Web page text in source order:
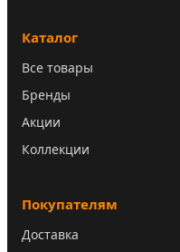
Каталог
Все товары
Бренды
Акции
Коллекции
Покупателям
Доставка